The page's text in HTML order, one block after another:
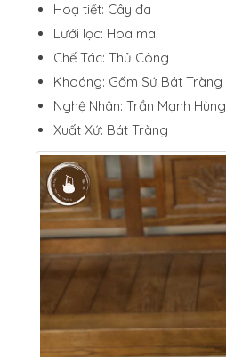
Hoạ tiết: Cây đa
Lưới lọc: Hoa mai
Chế Tác: Thủ Công
Khoáng: Gốm Sứ Bát Tràng
Nghệ Nhân: Trần Mạnh Hùng
Xuất Xứ: Bát Tràng